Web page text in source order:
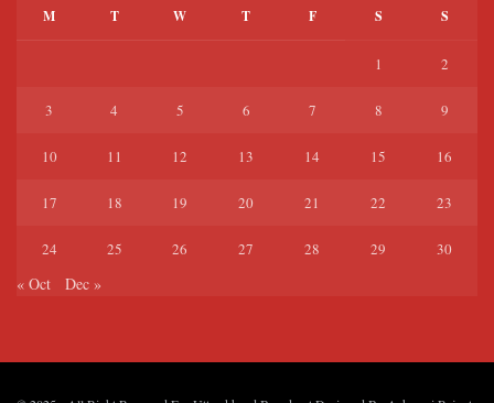
M T W T F S S
1 2
3 4 5 6 7 8 9
10 11 12 13 14 15 16
17 18 19 20 21 22 23
24 25 26 27 28 29 30
« Oct Dec »